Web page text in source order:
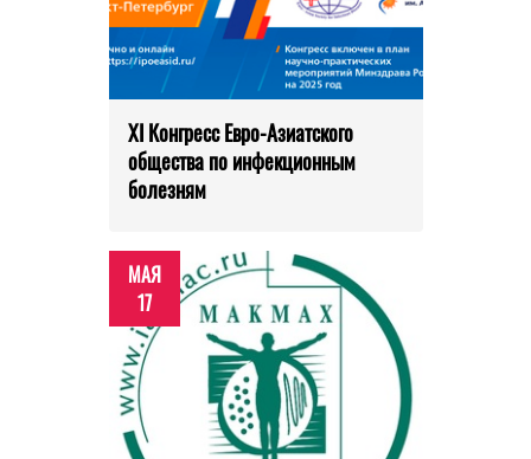
XI Конгресс Евро-Азиатского
общества по инфекционным
болезням
МАЯ
17